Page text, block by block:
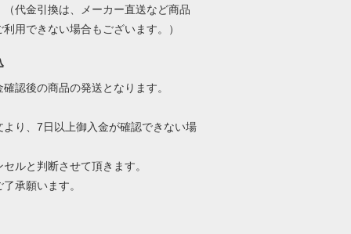
（代金引換は、メーカー直送など商品
利用できない場合もございます。）
認後の商品の発送となります。
り、7日以上御入金が確認できない場
ルと判断させて頂きます。
承願います。